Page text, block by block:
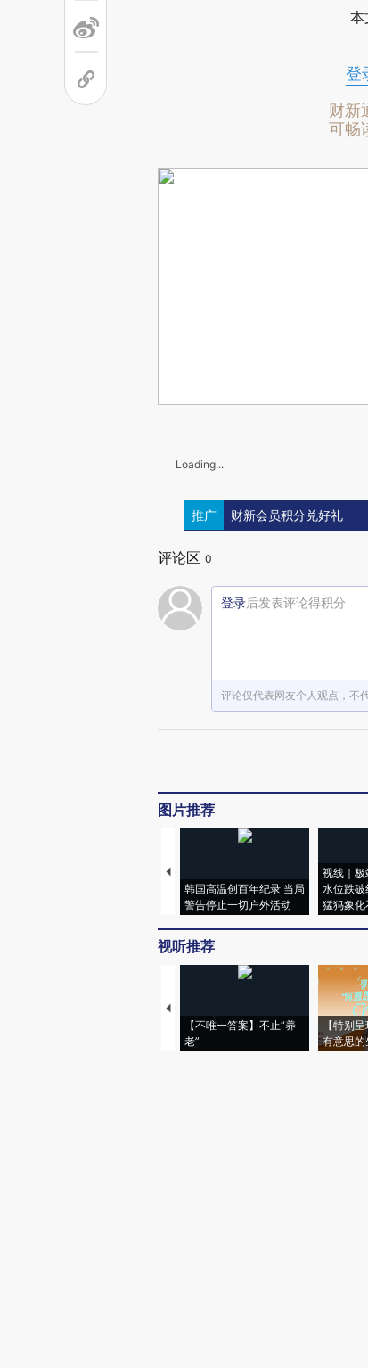
本
登
财新
可畅
Loading...
推广 财新会员积分兑好礼
评论区 0
登录后发表评论得积分
评论仅代表网友个人观点，不
图片推荐
韩国高温创百年纪录 当局
警告停止一切户外活动
视线｜
水位跌
猛犸象化
视听推荐
【不唯一答案】不止“养
老”
【特别
有意思的